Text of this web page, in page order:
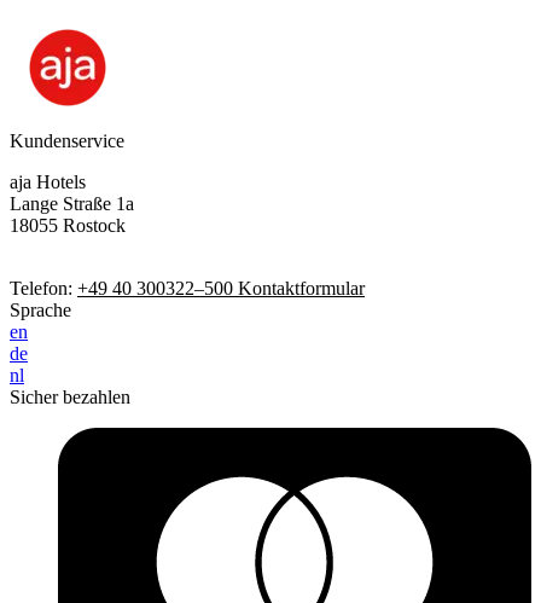
Kundenservice
aja Hotels
Lange Straße 1a
18055 Rostock
Telefon: +49 40 300322–500 Kontaktformular
Sprache
en
de
nl
Sicher bezahlen